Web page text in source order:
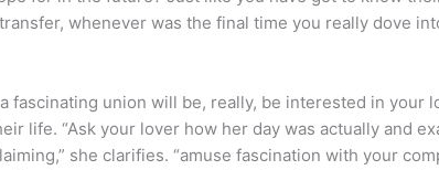
whenever was the final time you really dove
fascinating union will be, really, be interested in your
life. “Ask your lover how her day was actually and
she clarifies. “amuse fascination with your